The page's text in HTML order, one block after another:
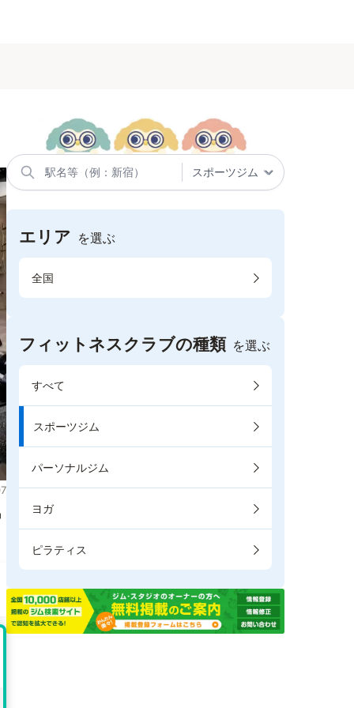
エリア を選ぶ
全国
フィットネスクラブの種類 を選ぶ
すべて
スポーツジム
パーソナルジム
ヨガ
ピラティス